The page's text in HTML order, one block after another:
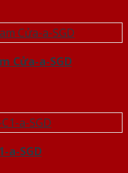
Cửa-a-SGD
a-SGD